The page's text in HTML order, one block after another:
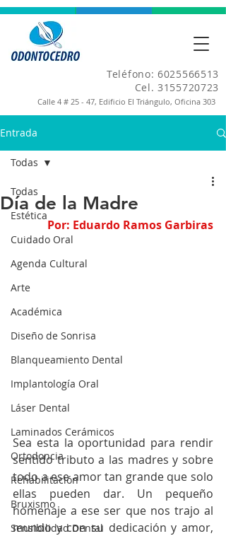
Teléfono: 6025566513
Cel. 3155720723
Calle 4 # 25 - 47, Edificio El Triángulo, Oficina 303
Entrada
Todas
Estética
Cuidado Oral
Agenda Cultural
Arte
Académica
Diseño de Sonrisa
Blanqueamiento Dental
Implantología Oral
Láser Dental
Laminados Cerámicos
Ortodoncia
Rehabilitación
Bruxismo
Sensibilidad Dental
Todas
Día de la Madre
Por: Eduardo Ramos Garbiras
Sea esta la oportunidad para rendir
sentido tributo a las madres y sobre
todo a ese amor tan grande que solo
ellas pueden dar. Un pequeño
homenaje a ese ser que nos trajo al
mundo y con su dedicación y amor,